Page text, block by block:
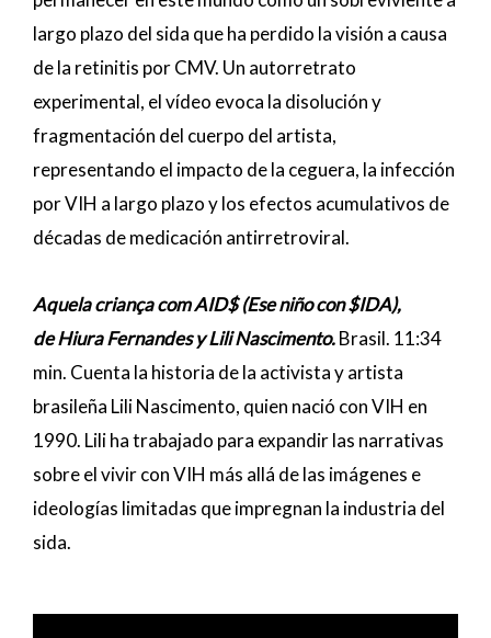
largo plazo del sida que ha perdido la visión a causa
de la retinitis por CMV. Un autorretrato
experimental, el vídeo evoca la disolución y
fragmentación del cuerpo del artista,
representando el impacto de la ceguera, la infección
por VIH a largo plazo y los efectos acumulativos de
décadas de medicación antirretroviral.
Aquela criança com AID$ (Ese niño con $IDA),
de Hiura Fernandes y Lili Nascimento.Brasil. 11:34
min. Cuenta la historia de la activista y artista
brasileña Lili Nascimento, quien nació con VIH en
1990. Lili ha trabajado para expandir las narrativas
sobre el vivir con VIH más allá de las imágenes e
ideologías limitadas que impregnan la industria del
sida.